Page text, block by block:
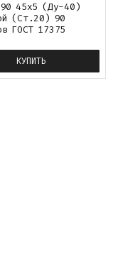
45х5 (Ду-40)
(Ст.20) 90
ГОСТ 17375
КУПИТЬ